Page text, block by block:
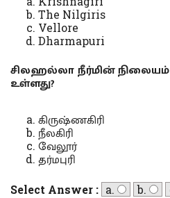
The Nilgiris
Vellore
Dharmapuri
சிலஹல்லா நீர்மின்
உள்ளது?
கிருஷ்ணகிரி
நீலகிரி
வேலூர்
தர்மபுரி
Select Answer : a. b.